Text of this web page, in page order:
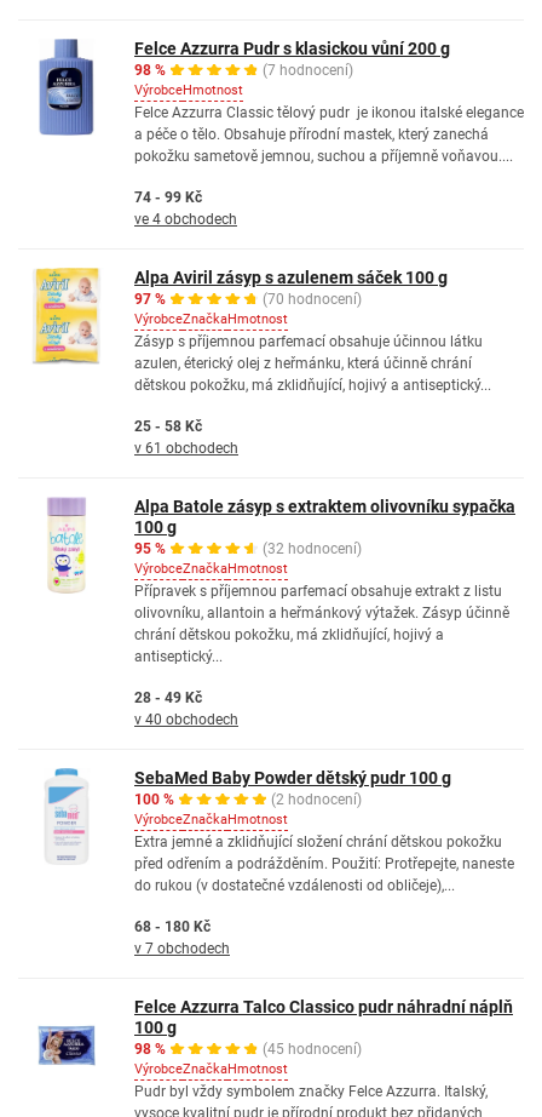
Felce Azzurra Pudr s klasickou vůní 200 g
98 % (7 hodnocení)
VýrobceHmotnost
Felce Azzurra Classic tělový pudr je ikonou italské elegance
a péče o tělo. Obsahuje přírodní mastek, který zanechá
pokožku sametově jemnou, suchou a příjemně voňavou....
74 - 99 Kč
ve 4 obchodech
Alpa Aviril zásyp s azulenem sáček 100 g
97 % (70 hodnocení)
VýrobceZnačkaHmotnost
Zásyp s příjemnou parfemací obsahuje účinnou látku
azulen, éterický olej z heřmánku, která účinně chrání
dětskou pokožku, má zklidňující, hojivý a antiseptický...
25 - 58 Kč
v 61 obchodech
Alpa Batole zásyp s extraktem olivovníku sypačka
100 g
95 % (32 hodnocení)
VýrobceZnačkaHmotnost
Přípravek s příjemnou parfemací obsahuje extrakt z listu
olivovníku, allantoin a heřmánkový výtažek. Zásyp účinně
chrání dětskou pokožku, má zklidňující, hojivý a
antiseptický...
28 - 49 Kč
v 40 obchodech
SebaMed Baby Powder dětský pudr 100 g
100 % (2 hodnocení)
VýrobceZnačkaHmotnost
Extra jemné a zklidňující složení chrání dětskou pokožku
před odřením a podrážděním. Použití: Protřepejte, naneste
do rukou (v dostatečné vzdálenosti od obličeje),...
68 - 180 Kč
v 7 obchodech
Felce Azzurra Talco Classico pudr náhradní náplň
100 g
98 % (45 hodnocení)
VýrobceZnačkaHmotnost
Pudr byl vždy symbolem značky Felce Azzurra. Italský,
vysoce kvalitní pudr je přírodní produkt bez přidaných